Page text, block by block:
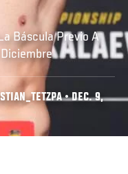
Báscula Previo A
• DEC. 9,